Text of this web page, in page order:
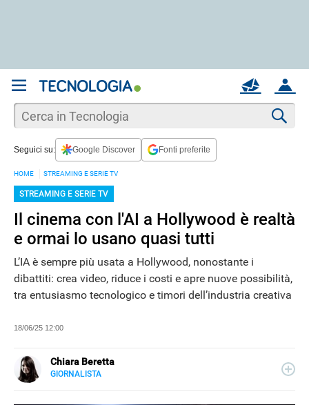
ACCOUNT
MAIL
Seguici su: Google Discover Fonti preferite
HOME STREAMING E SERIE TV
STREAMING E SERIE TV
Il cinema con l'AI a Hollywood è realtà
e ormai lo usano quasi tutti
L’IA è sempre più usata a Hollywood, nonostante i
dibattiti: crea video, riduce i costi e apre nuove possibilità,
tra entusiasmo tecnologico e timori dell’industria creativa
18/06/25 12:00
Chiara Beretta
GIORNALISTA